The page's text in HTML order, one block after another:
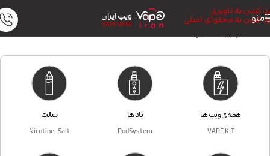
رد کردن به ناوبری
رد کردن به محتوای اصلی
منو ویپ ایران
VAPE IRAN
همه ی ویپ ها
VAPE KIT
پاد ها
PodSystem
سالت
Nicotine-Salt